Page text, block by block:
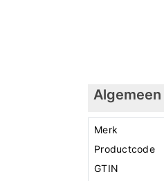
Algemeen
Merk
Productcode
GTIN